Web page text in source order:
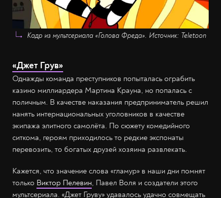
Кадр из мультсериала «Голова Фреда». Источник: Teletoon
«Джет Грув»
Однажды команда преступников попыталась ограбить
казино миллиардера Мартина Крауна, но попалась с
поличным. В качестве наказания предприниматель решил
нанять интернациональных уголовников в качестве
экипажа элитного самолёта. По сюжету комедийного
ситкома, героям приходилось то редкие экспонаты
перевозить, то богатых друзей хозяина развлекать.
Кажется, что значение слова «гламур» в наши дни помнят
только Виктор Пелевин, Павел Воля и создатели этого
мультсериала. «Джет Груву» удавалось удачно совмещать